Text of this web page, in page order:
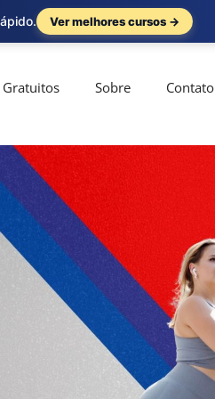
Gratuitos Sobre Contato
Ver melhores cursos →